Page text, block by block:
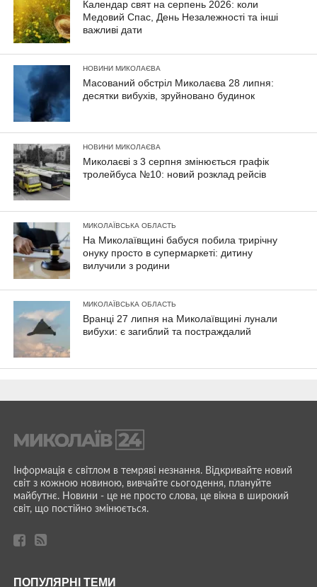
Календар свят на серпень 2026: коли
Медовий Спас, День Незалежності та інші
важливі дати
НОВИНИ МИКОЛАЄВА
Масований обстріл Миколаєва 28 липня:
десятки вибухів, зруйновано будинок
НОВИНИ МИКОЛАЄВА
Миколаєві з 3 серпня змінюється графік
тролейбуса №10: новий розклад рейсів
МИКОЛАЇВСЬКА ОБЛАСТЬ
На Миколаївщині бабуся побила трирічну
онуку просто в супермаркеті: дитину
вилучили з родини
МИКОЛАЇВСЬКА ОБЛАСТЬ
Вранці 27 липня на Миколаївщині лунали
вибухи: є загиблий та постраждалий
Інформація є світлом в темряві незнання. Відкривайте новий
світ з кожною новиною, вивчайте сьогодення, плануйте
майбутнє. Новини - це не просто слова, це вікна в широкий
світ, що постійно змінюється.
ПОПУЛЯРНІ ТЕМИ